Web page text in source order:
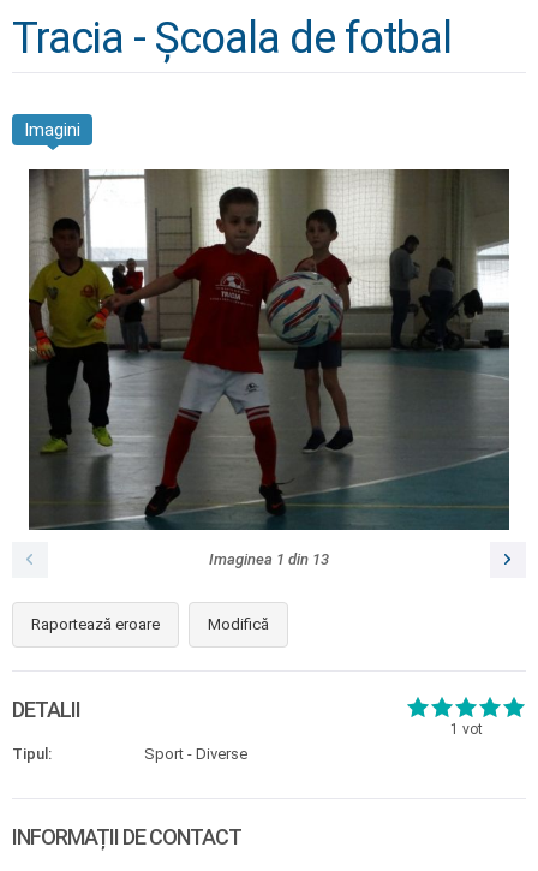
Tracia - Școala de fotbal
Imagini
Imaginea 1 din 13
Raportează eroare Modifică
1 vot
DETALII
Tipul: Sport - Diverse
INFORMAȚII DE CONTACT